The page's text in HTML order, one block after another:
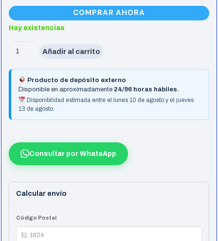
COMPRAR AHORA
Hay existencias
Procesador
Core
14900
2.0Ghz
1700
cantidad
Añadir al carrito
Producto de depósito externo
Disponible en aproximadamente 24/96 horas hábiles.
Disponibilidad estimada entre el lunes 10 de agosto y el jueves
13 de agosto.
Consultar por WhatsApp
Calcular envío
Código Postal